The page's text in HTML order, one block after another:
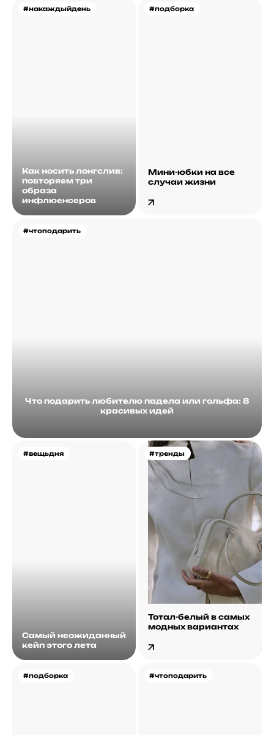
#накаждыйдень
Как носить лонгслив:
повторяем три
образа
инфлюенсеров
#чтоподарить
Что подарить любителю падела или гольфа: 8
красивых идей
#подборка
Мини-юбки на все
случаи жизни
#вещьдня
Самый неожиданный
кейп этого лета
#тренды
Тотал-белый в самых
модных вариантах
#подборка #чтоподарить